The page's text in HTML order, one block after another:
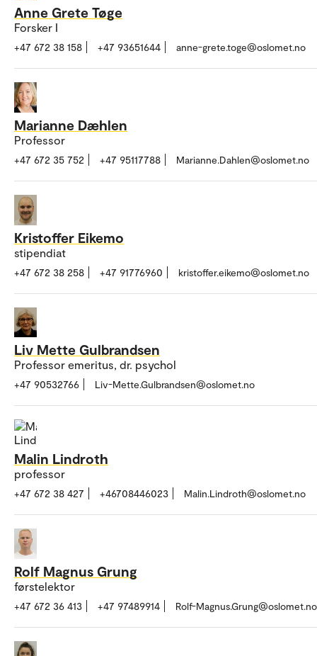
Anne Grete Tøge
Forsker I
+47 672 38 158 +47 93651644 anne-grete.toge@oslomet.no
Marianne Dæhlen
Professor
+47 672 35 752 +47 95117788 Marianne.Dahlen@oslomet.no
Kristoffer Eikemo
stipendiat
+47 672 38 258 +47 91776960 kristoffer.eikemo@oslomet.no
Liv Mette Gulbrandsen
Professor emeritus, dr. psychol
+47 90532766 Liv-Mette.Gulbrandsen@oslomet.no
Malin Lindroth
professor
+47 672 38 427 +46708446023 Malin.Lindroth@oslomet.no
Rolf Magnus Grung
førstelektor
+47 672 36 413 +47 97489914 Rolf-Magnus.Grung@oslomet.no